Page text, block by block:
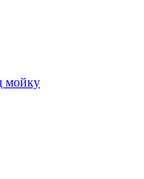
мойку